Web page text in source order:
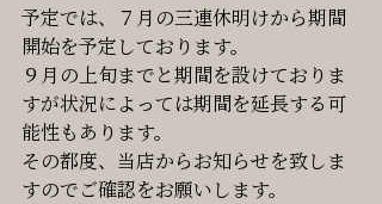
予定では、７月の三連休明けから期間
開始を予定しております。
９月の上旬までと期間を設けておりま
すが状況によっては期間を延長する可
能性もあります。
その都度、当店からお知らせを致しま
すのでご確認をお願いします。